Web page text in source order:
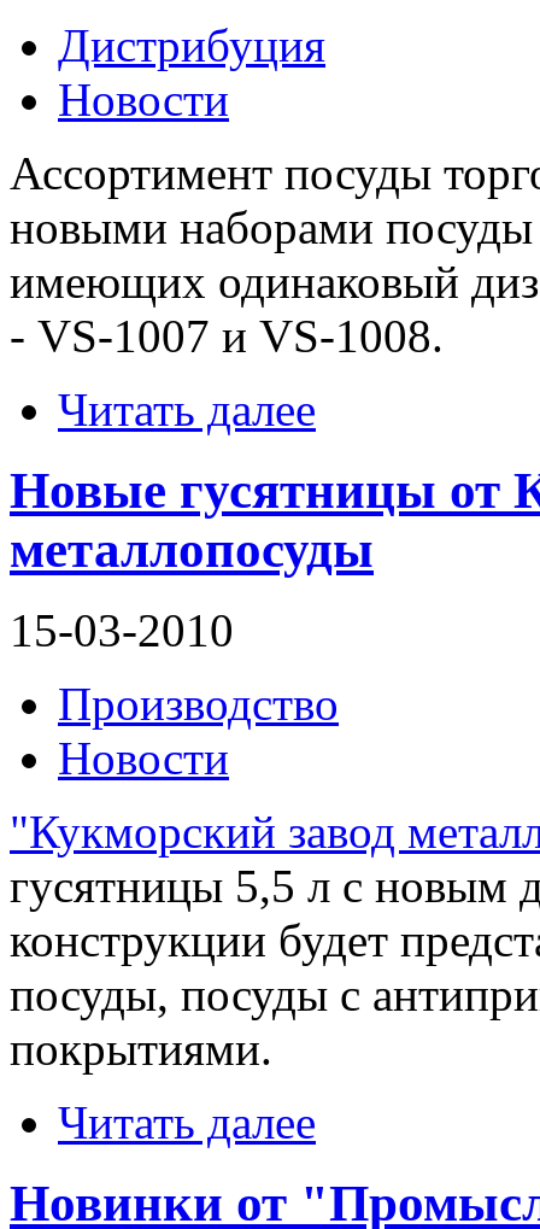
Дистрибуция
Новости
Ассортимент посуды
новыми наборами
имеющих одинаковый
- VS-1007 и VS-1008.
Читать далее
Новые гусятницы от
металлопосуды
15-03-2010
Производство
Новости
"Кукморский завод
гусятницы 5,5 л с новым
конструкции будет
посуды, посуды с
покрытиями.
Читать далее
Новинки от